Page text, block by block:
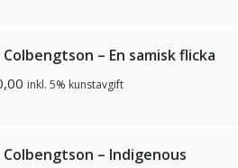
Colbengtson – En samisk flicka
inkl. 5% kunstavgift
Colbengtson – Indigenous